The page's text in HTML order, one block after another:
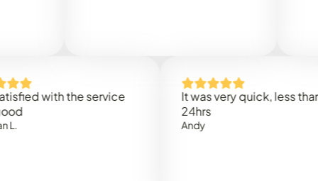
with the service
It was very quick, less than